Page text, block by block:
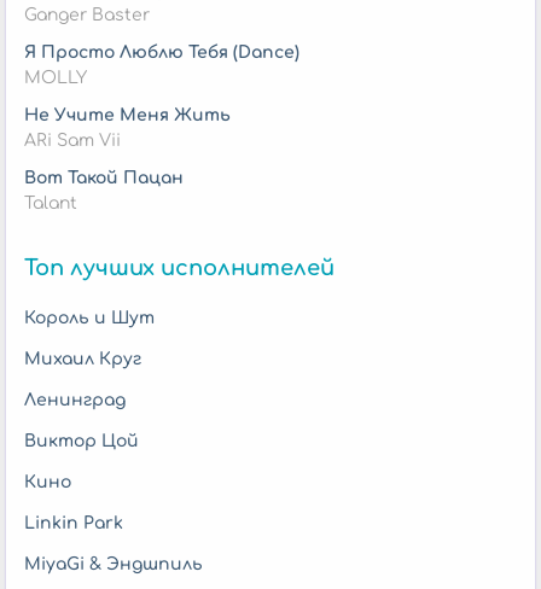
Ganger Baster
Я Просто Люблю Тебя (Dance)
MOLLY
Не Учите Меня Жить
ARi Sam Vii
Вот Такой Пацан
Talant
Топ лучших исполнителей
Король и Шут
Михаил Круг
Ленинград
Виктор Цой
Кино
Linkin Park
MiyaGi & Эндшпиль